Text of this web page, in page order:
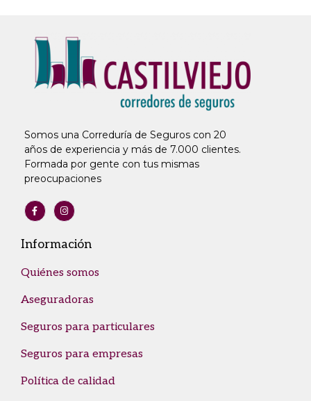
Somos una Correduría de Seguros con 20
años de experiencia y más de 7.000 clientes.
Formada por gente con tus mismas
preocupaciones
Información
Quiénes somos
Aseguradoras
Seguros para particulares
Seguros para empresas
Política de calidad